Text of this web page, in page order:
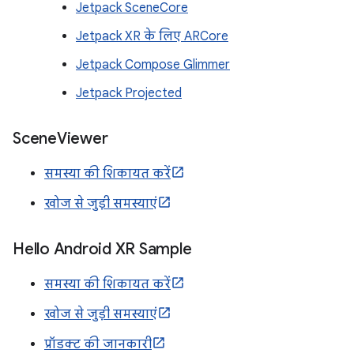
Jetpack SceneCore
Jetpack XR के लिए ARCore
Jetpack Compose Glimmer
Jetpack Projected
SceneViewer
समस्या की शिकायत करें
खोज से जुड़ी समस्याएं
Hello Android XR Sample
समस्या की शिकायत करें
खोज से जुड़ी समस्याएं
प्रॉडक्ट की जानकारी